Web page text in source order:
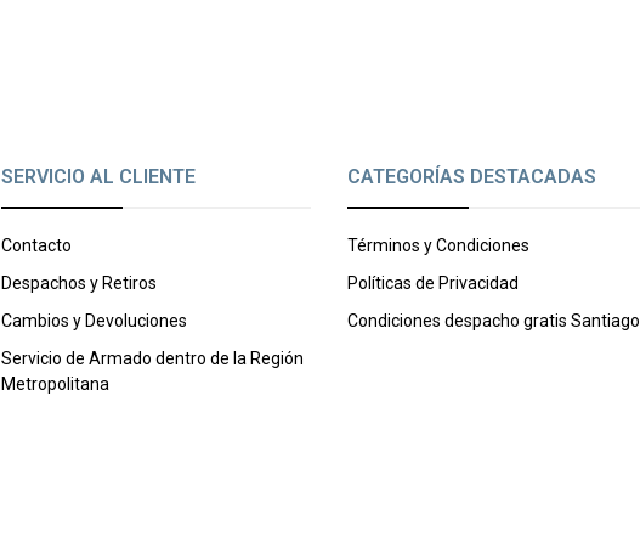
SERVICIO AL CLIENTE
Contacto
Despachos y Retiros
Cambios y Devoluciones
Servicio de Armado dentro de la Región
Metropolitana
CATEGORÍAS DESTACADAS
Términos y Condiciones
Políticas de Privacidad
Condiciones despacho gratis Santiago